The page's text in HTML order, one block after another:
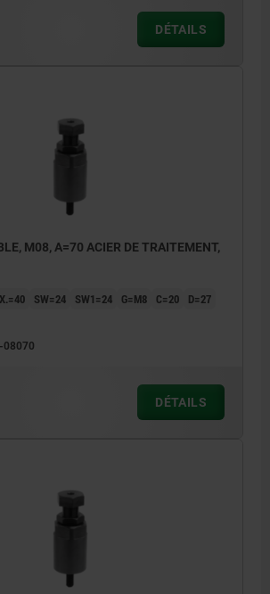
DÉTAILS
M08, A=70 ACIER DE TRAITEMENT,
SW=24 SW1=24 G=M8 C=20
D=27
08070
DÉTAILS